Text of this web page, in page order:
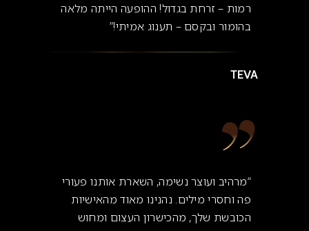
רמות – זרחת בגדול! ההופעה הייתה מלאה
בהומור ובקסם – תענוג אמיתי!”
TEVA
“מרהיב ועוצר נשימה, השארת אותנו פעורי
פה וחסרי מילים. נהנינו מאוד מהאישיות
הכובשת שלך, מהכישרון העצום ומחוש